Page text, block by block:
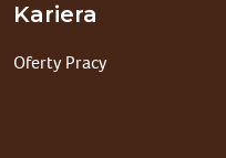
Kariera
Oferty Pracy